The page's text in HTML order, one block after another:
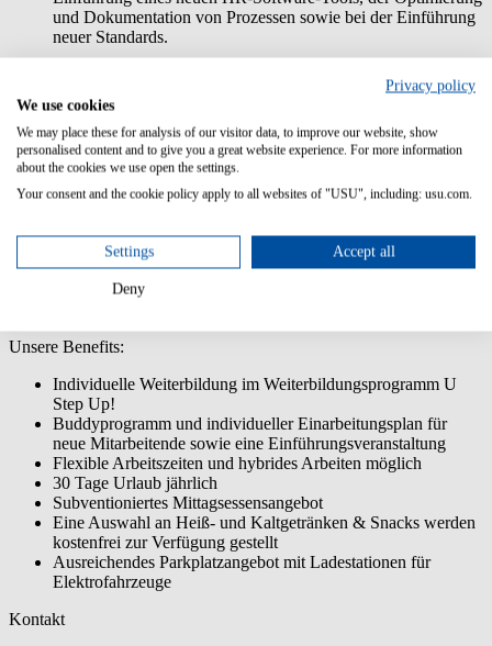
und Dokumentation von Prozessen sowie bei der Einführung
neuer Standards.
Du bist immatrikuliert und studierst BWL,
Personalmanagement, Wirtschaftspsychologie oder eine
vergleichbare Studienrichtung.
Du arbeitest eigenverantwortlich, zuverlässig und bringst eine
engagierte sowie strukturierte Arbeitsweise mit.
aktiv in unser Team einzubringen.
Idealerweise hast du bereits erste praktische Erfahrungen im
HR- oder Recruiting-Bereich gesammelt.
Du bist flexibel und kannst uns mit 15 bis 20 Stunden pro
Unsere Benefits:
Individuelle Weiterbildung im Weiterbildungsprogramm U
Step Up!
Buddyprogramm und individueller Einarbeitungsplan für
neue Mitarbeitende sowie eine Einführungsveranstaltung
Flexible Arbeitszeiten und hybrides Arbeiten möglich
30 Tage Urlaub jährlich
Subventioniertes Mittagsessensangebot
Eine Auswahl an Heiß- und Kaltgetränken & Snacks werden
kostenfrei zur Verfügung gestellt
Ausreichendes Parkplatzangebot mit Ladestationen für
Elektrofahrzeuge
Kontakt
Privacy policy
We use cookies
We may place these for analysis of our visitor data, to improve our website, show
personalised content and to give you a great website experience. For more information
about the cookies we use open the settings.
Your consent and the cookie policy apply to all websites of "USU", including: usu.com.
Settings Accept all
Deny